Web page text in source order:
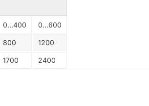
0...400 0...600
800 1200
1700 2400